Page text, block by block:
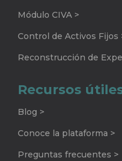
Módulo CIVA >
Control de Activos Fijos
Reconstrucción de
Recursos
Blog >
Conoce la plataforma >
Preguntas frecuentes >